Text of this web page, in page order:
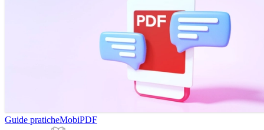
Guide praticheMobiPDF